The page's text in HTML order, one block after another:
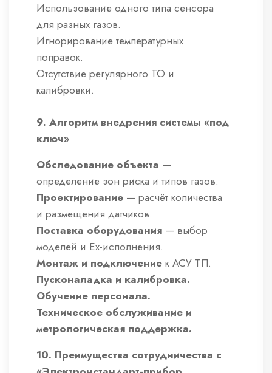
Использование одного типа сенсора
для разных газов.
Игнорирование температурных
поправок.
Отсутствие регулярного ТО и
калибровки.
9. Алгоритм внедрения системы «под
ключ»
Обследование объекта —
определение зон риска и типов газов.
Проектирование — расчёт количества
и размещения датчиков.
Поставка оборудования — выбор
моделей и Ex-исполнения.
Монтаж и подключение к АСУ ТП.
Пусконаладка и калибровка.
Обучение персонала.
Техническое обслуживание и
метрологическая поддержка.
10. Преимущества сотрудничества с